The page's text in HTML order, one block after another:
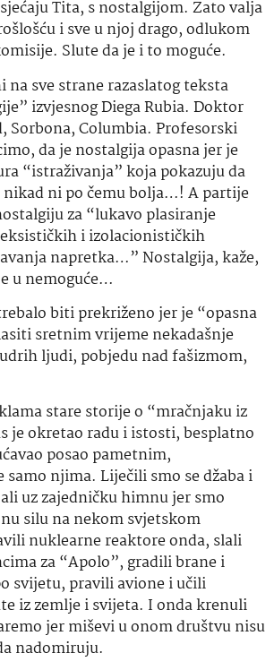
Tita, s nostalgijom. Zato valja
i sve u njoj drago, odlukom
Slute da je i to moguće.
na sve strane razaslatog teksta
izvjesnog Diega Rubia. Doktor
Sorbona, Columbia. Profesorski
da je nostalgija opasna jer je
“istraživanja” koja pokazuju da
ni po čemu bolja…! A partije
za “lukavo plasiranje
i izolacionističkih
napretka…” Nostalgija, kaže,
u nemoguće…
biti prekriženo jer je “opasna
sretnim vrijeme nekadašnje
ljudi, pobjedu nad fašizmom,
stare storije o “mračnjaku iz
je okretao radu i istosti, besplatno
posao pametnim,
samo njima. Liječili smo se džaba i
uz zajedničku himnu jer smo
silu na nekom svjetskom
nuklearne reaktore onda, slali
za “Apolo”, gradili brane i
svijetu, pravili avione i učili
iz zemlje i svijeta. I onda krenuli
jer miševi u onom društvu nisu
nadomiruju.